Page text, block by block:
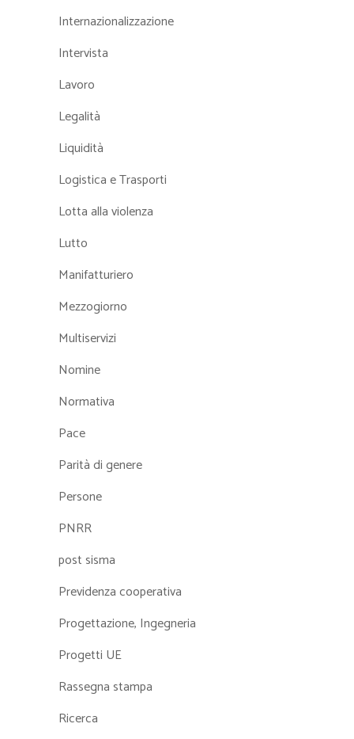
Internazionalizzazione
Intervista
Lavoro
Legalità
Liquidità
Logistica e Trasporti
Lotta alla violenza
Lutto
Manifatturiero
Mezzogiorno
Multiservizi
Nomine
Normativa
Pace
Parità di genere
Persone
PNRR
post sisma
Previdenza cooperativa
Progettazione, Ingegneria
Progetti UE
Rassegna stampa
Ricerca